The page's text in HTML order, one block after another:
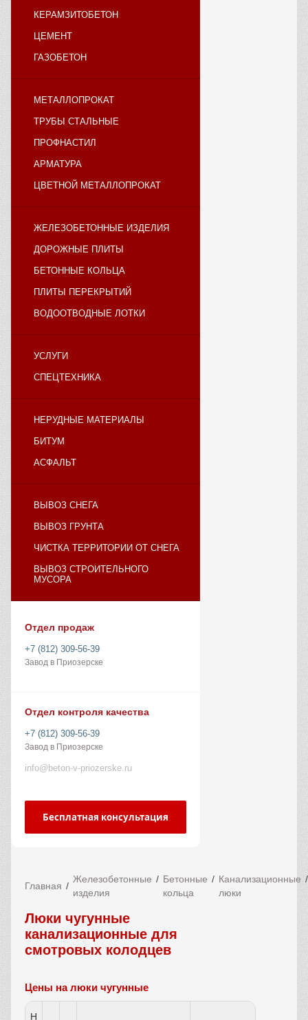
КЕРАМЗИТОБЕТОН
ЦЕМЕНТ
ГАЗОБЕТОН
МЕТАЛЛОПРОКАТ
ТРУБЫ СТАЛЬНЫЕ
ПРОФНАСТИЛ
АРМАТУРА
ЦВЕТНОЙ МЕТАЛЛОПРОКАТ
ЖЕЛЕЗОБЕТОННЫЕ ИЗДЕЛИЯ
ДОРОЖНЫЕ ПЛИТЫ
БЕТОННЫЕ КОЛЬЦА
ПЛИТЫ ПЕРЕКРЫТИЙ
ВОДООТВОДНЫЕ ЛОТКИ
УСЛУГИ
СПЕЦТЕХНИКА
НЕРУДНЫЕ МАТЕРИАЛЫ
БИТУМ
АСФАЛЬТ
ВЫВОЗ СНЕГА
ВЫВОЗ ГРУНТА
ЧИСТКА ТЕРРИТОРИИ ОТ СНЕГА
ВЫВОЗ СТРОИТЕЛЬНОГО
МУСОРА
Отдел продаж
+7 (812) 309-56-39
Завод в Приозерске
Отдел контроля качества
+7 (812) 309-56-39
Завод в Приозерске
info@beton-v-priozerske.ru
Бесплатная консультация
Главная
Железобетонные
изделия
Бетонные
кольца
Канализационные
люки
Люки чугунные
канализационные для
смотровых колодцев
Цены на люки чугунные
Н